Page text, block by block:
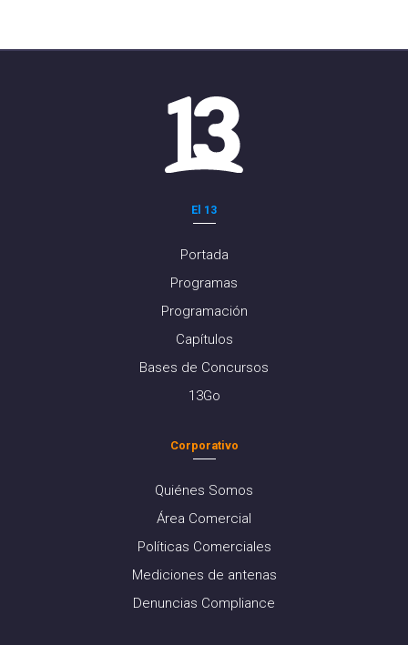
El 13
Portada
Programas
Programación
Capítulos
Bases de Concursos
13Go
Corporativo
Quiénes Somos
Área Comercial
Políticas Comerciales
Mediciones de antenas
Denuncias Compliance